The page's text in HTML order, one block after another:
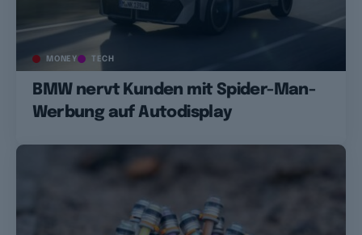
MONEY TECH
BMW nervt Kunden mit Spider-Man-
Werbung auf Autodisplay